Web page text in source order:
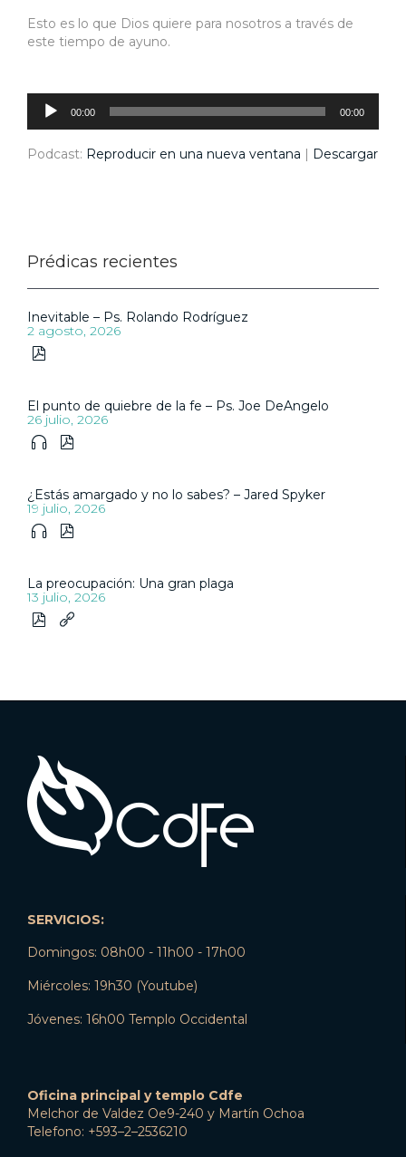
Esto es lo que Dios quiere para nosotros a través de
este tiempo de ayuno.
Reproductor
audio 00:00 00:00
Podcast: Reproducir en una nueva ventana | Descargar
Prédicas recientes
Inevitable – Ps. Rolando Rodríguez
2 agosto, 2026

El punto de quiebre de la fe – Ps. Joe DeAngelo
26 julio, 2026
 
¿Estás amargado y no lo sabes? – Jared Spyker
19 julio, 2026
 
La preocupación: Una gran plaga
13 julio, 2026
 
SERVICIOS:
Domingos: 08h00 - 11h00 - 17h00
Miércoles: 19h30 (Youtube)
Jóvenes: 16h00 Templo Occidental
Oficina principal y templo Cdfe
Melchor de Valdez Oe9-240 y Martín Ochoa
Telefono: +593–2–2536210